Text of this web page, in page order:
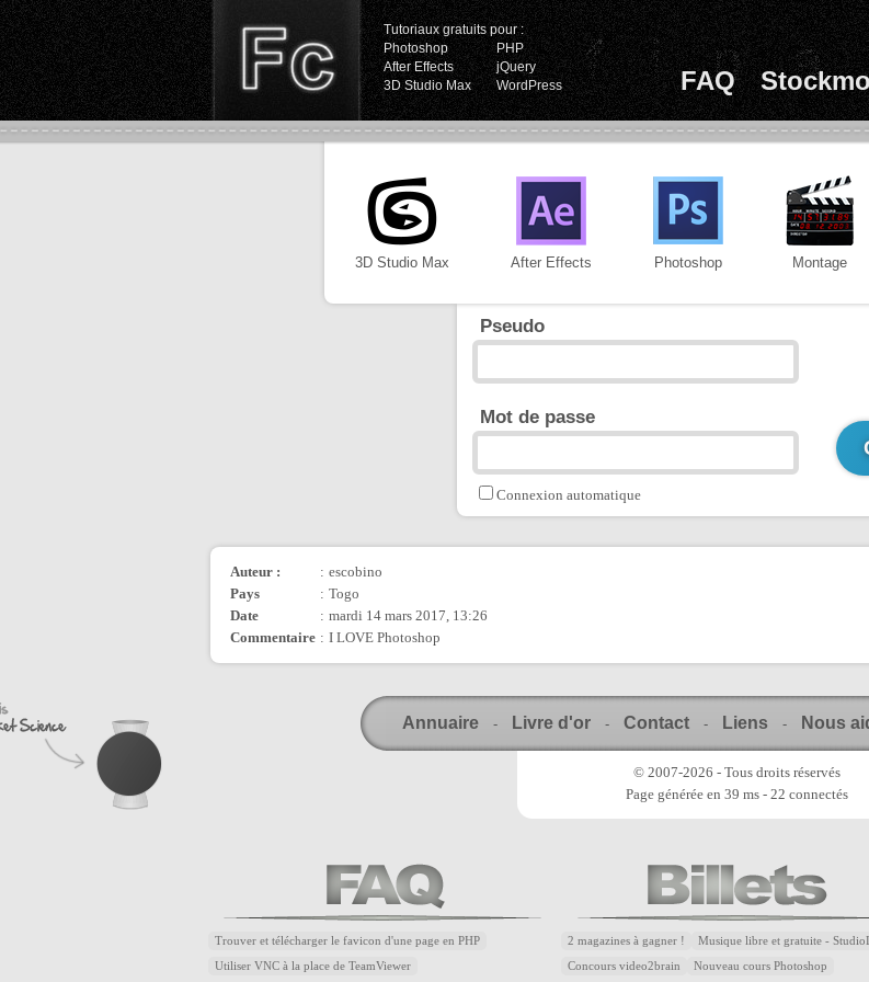
Tutoriaux gratuits pour :
Photoshop
PHP
After Effects
jQuery
3D Studio Max
WordPress FAQ
3D Studio Max After Effects Photoshop Montage
Pseudo
Mot de passe
Connexion automatique
Auteur : : escobino
Pays
: Togo
Date
: mardi 14 mars 2017, 13:26
Commentaire : I LOVE Photoshop
Annuaire - Livre d'or - Contact - Liens - Nous
© 2007-2026 - Tous droits réservés
Page générée en 39 ms - 22 connectés
Trouver et télécharger le favicon d'une page en PHP
Utiliser VNC à la place de TeamViewer
2 magazines à gagner ! Musique libre et gratuite -
Concours video2brain Nouveau cours Photoshop